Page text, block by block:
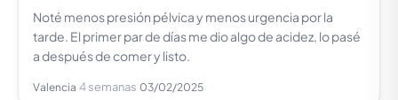
Noté menos presión pélvica y menos urgencia por la
tarde. El primer par de días me dio algo de acidez, lo pasé
a después de comer y listo.
Valencia 4 semanas 03/02/2025